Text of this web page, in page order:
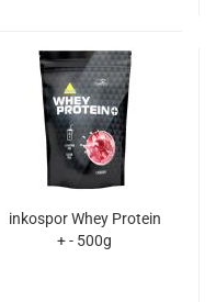
inkospor Whey Protein
+ - 500g